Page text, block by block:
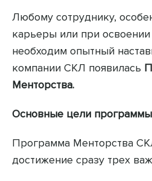
Любому сотруднику,
карьеры или при освоении
необходим опытный
компании СКЛ появилась
Менторства.
Основные цели программы
Программа Менторства
достижение сразу трех